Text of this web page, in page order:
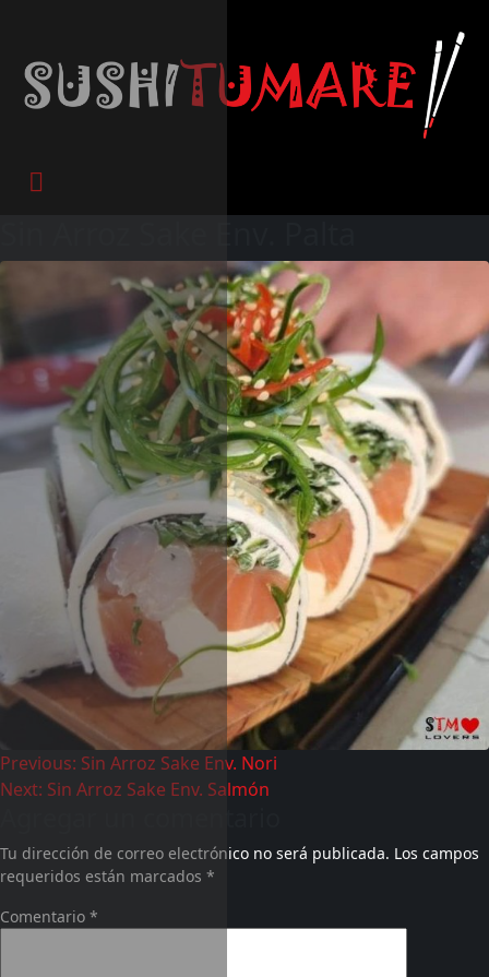
Previous: Sin Arroz Sake Env. Nori
Next: Sin Arroz Sake Env. Salmón
Tu dirección de correo electrónico no será publicada. Los campos
requeridos están marcados *
Comentario *